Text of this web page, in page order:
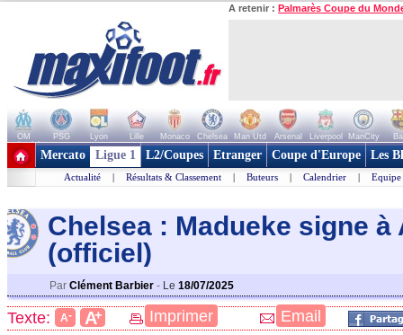
A retenir : Palmarès Coupe du
OM PSG Lyon Lille Monaco Chelsea Man Utd Arsenal Liverpool ManCity
+ de clubs
Mercato Ligue 1 L2/Coupes Etranger Coupe d'Europe Les
Actualité | Résultats & Classement | Buteurs | Calendrier | Equipe
Chelsea : Madueke signe à
(officiel)
Par Clément Barbier - Le 18/07/2025
Texte: A- A+ Imprimer Email